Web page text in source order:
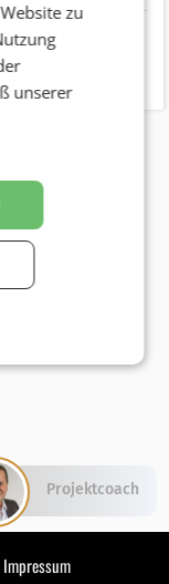
Impressum
zu
unserer
Projektcoach